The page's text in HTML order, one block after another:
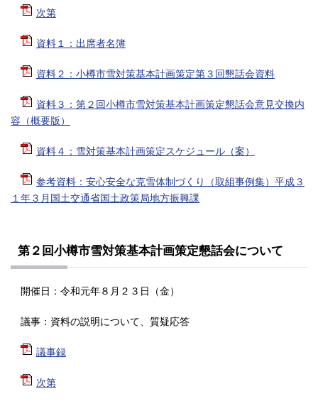
次第
資料１：出席者名簿
資料２：小樽市雪対策基本計画策定第３回懇話会資料
資料３：第２回小樽市雪対策基本計画策定懇話会意見交換内
容（概要版）
資料４：雪対策基本計画策定スケジュール（案）
参考資料：安心安全な克雪体制づくり（取組事例集）平成３
１年３月国土交通省国土政策局地方振興課
第２回小樽市雪対策基本計画策定懇話会について
開催日：令和元年８月２３日（金）
議事：資料の説明について、質疑応答
議事録
次第